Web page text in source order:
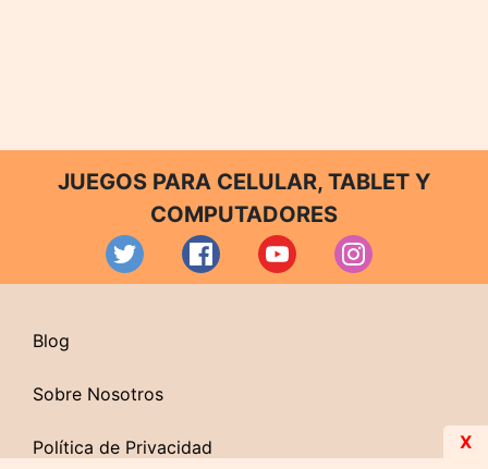
JUEGOS PARA CELULAR, TABLET Y
COMPUTADORES
Blog
Sobre Nosotros
Política de Privacidad X